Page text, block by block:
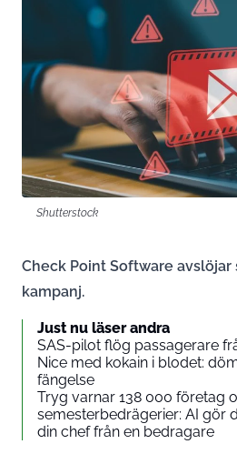
Shutterstock
Check Point Software
kampanj.
Just nu läser andra
SAS-pilot flög passagerare
Nice med kokain i blodet:
fängelse
Tryg varnar 138 000 företag
semesterbedrägerier: AI gör
din chef från en bedragare